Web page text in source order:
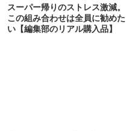
スーパー帰りのストレス激減。
この組み合わせは全員に勧めた
い【編集部のリアル購入品】